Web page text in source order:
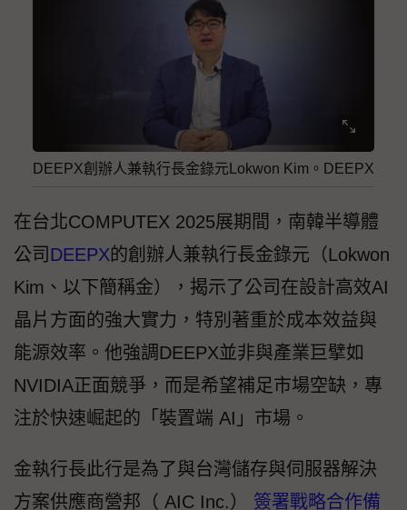
DEEPX創辦人兼執行長金錄元Lokwon Kim。DEEPX
在台北COMPUTEX 2025展期間，南韓半導體
公司 DEEPX的創辦人兼執行長金錄元（Lokwon
Kim、以下簡稱金），揭示了公司在設計高效AI
晶片方面的強大實力，特別著重於成本效益與
能源效率。他強調DEEPX並非與產業巨擘如
NVIDIA正面競爭，而是希望補足市場空缺，專
注於快速崛起的「裝置端 AI」市場。
金執行長此行是為了與台灣儲存與伺服器解決
方案供應商營邦（ AIC Inc.） 簽署戰略合作備